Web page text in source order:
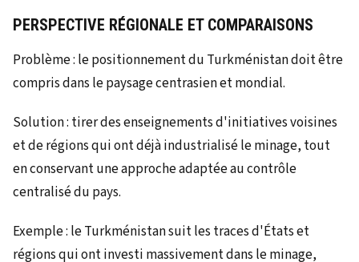
PERSPECTIVE RÉGIONALE ET COMPARAISONS
Problème : le positionnement du Turkménistan doit être
compris dans le paysage centrasien et mondial.
Solution : tirer des enseignements d'initiatives voisines
et de régions qui ont déjà industrialisé le minage, tout
en conservant une approche adaptée au contrôle
centralisé du pays.
Exemple : le Turkménistan suit les traces d'États et
régions qui ont investi massivement dans le minage,